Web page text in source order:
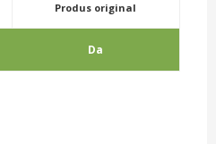
Produs original
Da